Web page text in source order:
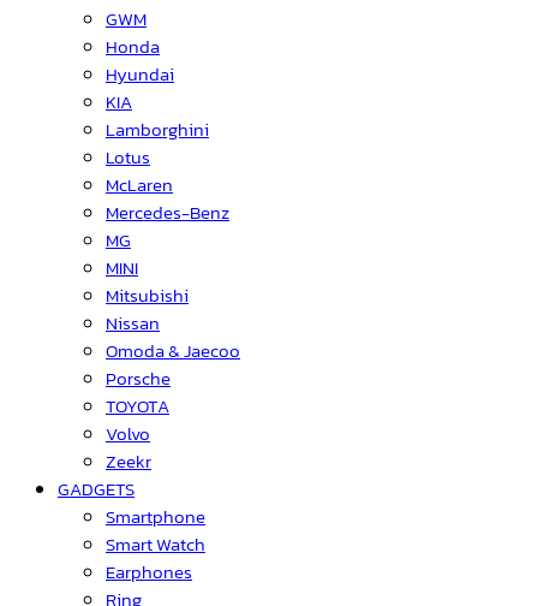
GWM
Honda
Hyundai
KIA
Lamborghini
Lotus
McLaren
Mercedes-Benz
MG
MINI
Mitsubishi
Nissan
Omoda & Jaecoo
Porsche
TOYOTA
Volvo
Zeekr
GADGETS
Smartphone
Smart Watch
Earphones
Ring